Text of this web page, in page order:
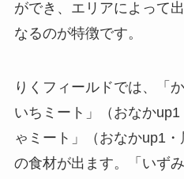
ができ、エリアによって
なるのが特徴です。
りくフィールドでは、「
いちミート」（おなか
ゃミート」（おなかup1
の食材が出ます。「いず